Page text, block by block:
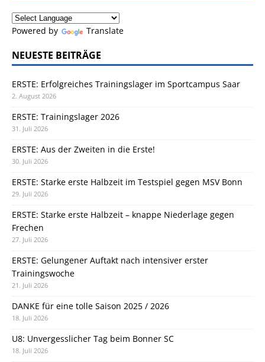
Powered by Translate
NEUESTE BEITRÄGE
ERSTE: Erfolgreiches Trainingslager im Sportcampus Saar
2. August 2026
ERSTE: Trainingslager 2026
31. Juli 2026
ERSTE: Aus der Zweiten in die Erste!
30. Juli 2026
ERSTE: Starke erste Halbzeit im Testspiel gegen MSV Bonn
29. Juli 2026
ERSTE: Starke erste Halbzeit – knappe Niederlage gegen
Frechen
27. Juli 2026
ERSTE: Gelungener Auftakt nach intensiver erster
Trainingswoche
21. Juli 2026
DANKE für eine tolle Saison 2025 / 2026
18. Juli 2026
U8: Unvergesslicher Tag beim Bonner SC
18. Juli 2026